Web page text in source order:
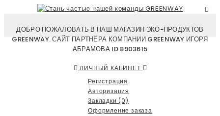
ДОБРО ПОЖАЛОВАТЬ В НАШ МАГАЗИН ЭКО-ПРОДУКТОВ
GREENWAY. САЙТ ПАРТНЁРА КОМПАНИИ GREENWAY ИГОРЯ
АБРАМОВА ID 8903615
ЛИЧНЫЙ КАБИНЕТ
Регистрация
Авторизация
Закладки (0)
Оформление заказа